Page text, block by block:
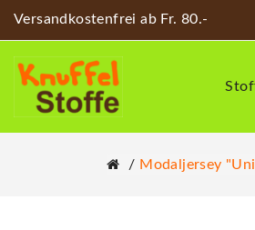
Versandkostenfrei ab Fr. 80.-
Modaljersey